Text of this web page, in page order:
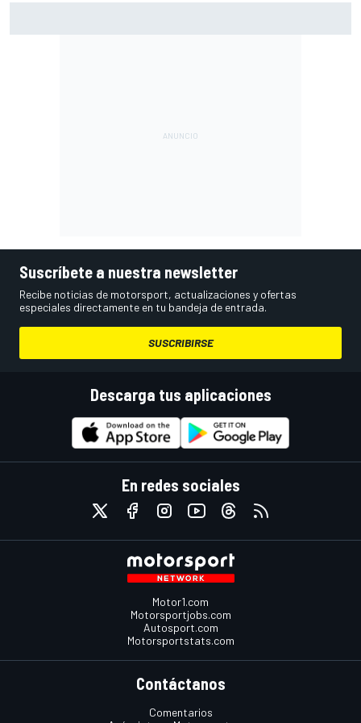
Suscríbete a nuestra newsletter
Recibe noticias de motorsport, actualizaciones y ofertas
especiales directamente en tu bandeja de entrada.
SUSCRIBIRSE
Descarga tus aplicaciones
En redes sociales
Motor1.com
Motorsportjobs.com
Autosport.com
Motorsportstats.com
Contáctanos
Comentarios